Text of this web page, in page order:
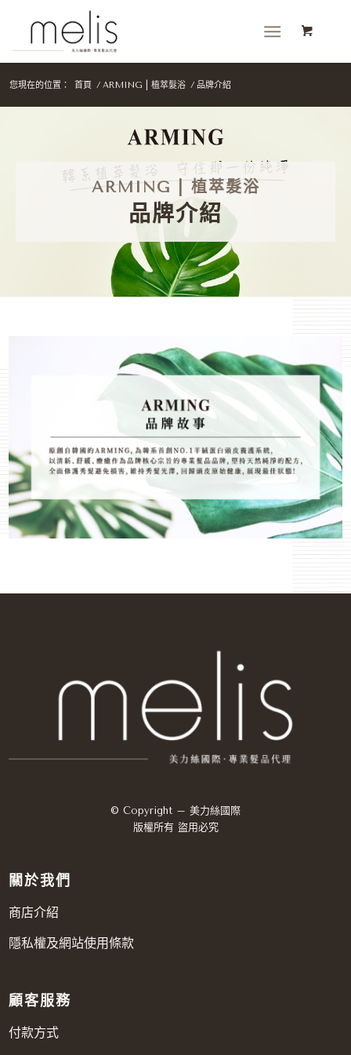
您現在的位置： 首頁 / ARMING | 植萃髮浴 / 品牌介紹
ARMING | 植萃髮浴
品牌介紹
© Copyright – 美力絲國際
版權所有 盜用必究
關於我們
商店介紹
隱私權及網站使用條款
顧客服務
付款方式